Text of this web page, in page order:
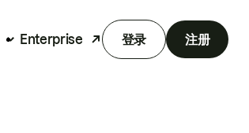
Enterprise 登录 注册